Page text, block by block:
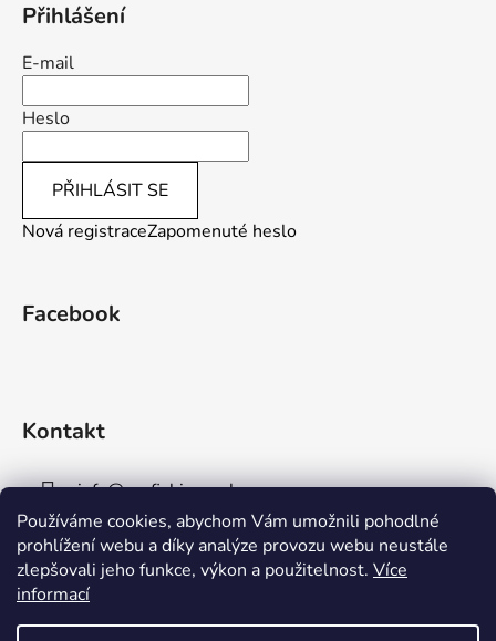
Používáme cookies, abychom Vám umožnili pohodlné
prohlížení webu a díky analýze provozu webu neustále
zlepšovali jeho funkce, výkon a použitelnost. Více
informací
Přihlášení
E-mail
Heslo
PŘIHLÁSIT SE
Nová registraceZapomenuté heslo
Facebook
Kontakt
info@aaafishingpraha.cz
778 011 878